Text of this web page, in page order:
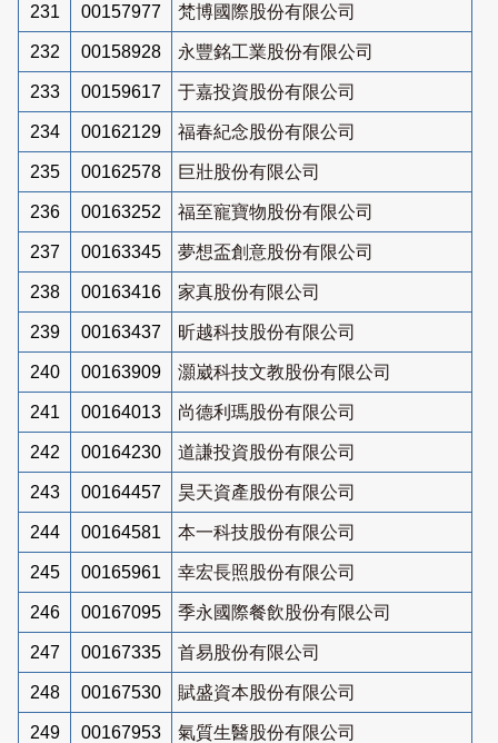
231 00157977 梵博國際股份有限公司
232 00158928 永豐銘工業股份有限公司
233 00159617 于嘉投資股份有限公司
234 00162129 福春紀念股份有限公司
235 00162578 巨壯股份有限公司
236 00163252 福至寵寶物股份有限公司
237 00163345 夢想盃創意股份有限公司
238 00163416 家真股份有限公司
239 00163437 昕越科技股份有限公司
240 00163909 灝崴科技文教股份有限公司
241 00164013 尚德利瑪股份有限公司
242 00164230 道謙投資股份有限公司
243 00164457 昊天資產股份有限公司
244 00164581 本一科技股份有限公司
245 00165961 幸宏長照股份有限公司
246 00167095 季永國際餐飲股份有限公司
247 00167335 首易股份有限公司
248 00167530 賦盛資本股份有限公司
249 00167953 氣質生醫股份有限公司